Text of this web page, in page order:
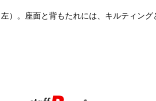
）。座面と背もたれには、キルティング